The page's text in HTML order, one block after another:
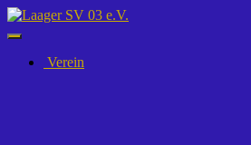
Navigation
umschalten
Verein